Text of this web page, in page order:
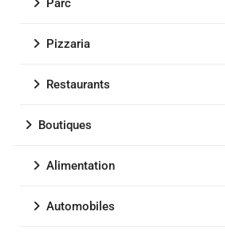
Parc
Pizzaria
Restaurants
Boutiques
Alimentation
Automobiles